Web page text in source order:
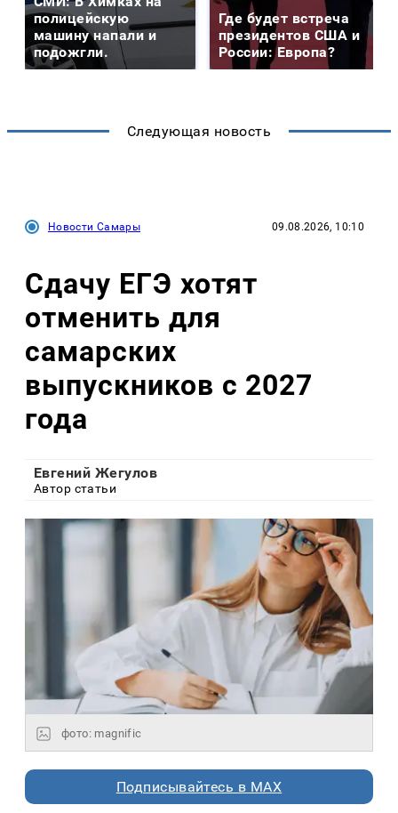
полицейскую
машину напали и
подожгли.
Где будет встреча
президентов США и
России: Европа?
Следующая новость
Новости Самары 09.08.2026, 10:10
Сдачу ЕГЭ хотят
отменить для
самарских
выпускников с 2027
года
Евгений Жегулов
Автор статьи
фото: magnific
Подписывайтесь в MAX